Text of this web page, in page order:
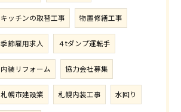
キッチンの取替工事 物置修繕工事
季節雇用求人 ４tダンプ運転手
内装リフォーム 協力会社募集
札幌市建設業 札幌内装工事 水回り